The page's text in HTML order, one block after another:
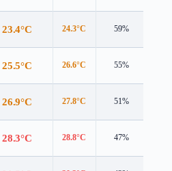
23.4°C 24.3°C 59%
25.5°C 26.6°C 55%
26.9°C 27.8°C 51%
28.3°C 28.8°C 47%